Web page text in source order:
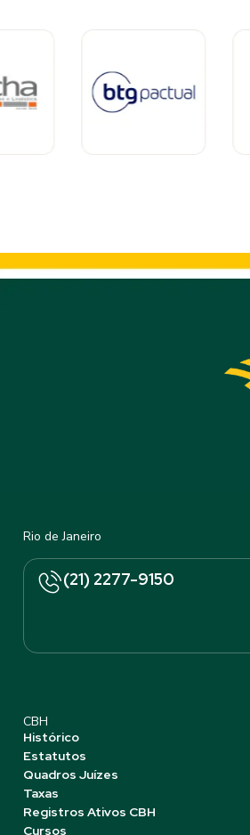
Rio de Janeiro
(21) 2277-9150
CBH
Histórico
Estatutos
Quadros Juízes
Taxas
Registros Ativos CBH
Cursos